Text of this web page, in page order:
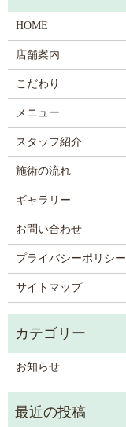
HOME
店舗案内
こだわり
メニュー
スタッフ紹介
施術の流れ
ギャラリー
お問い合わせ
プライバシーポリシー
サイトマップ
お知らせ